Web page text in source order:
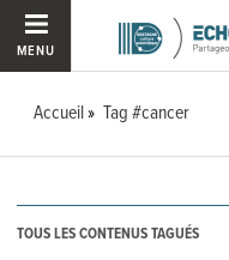
MENU
Accueil Tag #cancer
TOUS LES CONTENUS TAGUÉS